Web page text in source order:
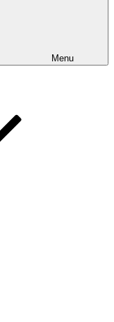
Menu